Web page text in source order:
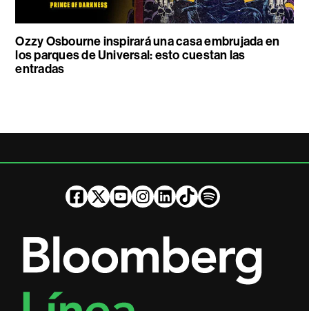
Ozzy Osbourne inspirará una casa embrujada en
los parques de Universal: esto cuestan las
entradas